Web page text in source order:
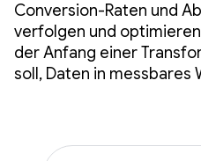
Conversion-Raten und
verfolgen und
der Anfang einer
soll, Daten in messbares